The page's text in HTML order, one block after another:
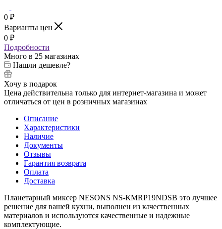
0 ₽
Варианты цен
0 ₽
Подробности
Много в 25 магазинах
Нашли дешевле?
Хочу в подарок
Цена действительна только для интернет-магазина и может
отличаться от цен в розничных магазинах
Описание
Характеристики
Наличие
Документы
Отзывы
Гарантия возврата
Оплата
Доставка
Планетарный миксер NESONS NS-КMRP19NDSB это лучшее
решение для вашей кухни, выполнен из качественных
материалов и используются качественные и надежные
комплектующие.